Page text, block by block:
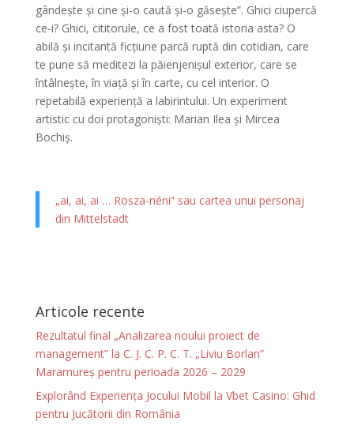
gândește și cine și-o caută și-o găsește”. Ghici ciupercă
ce-i? Ghici, cititorule, ce a fost toată istoria asta? O
abilă și incitantă ficțiune parcă ruptă din cotidian, care
te pune să meditezi la păienjenișul exterior, care se
întâlnește, în viață și în carte, cu cel interior. O
repetabilă experiență a labirintului. Un experiment
artistic cu doi protagoniști: Marian Ilea și Mircea
Bochiș.
„ai, ai, ai … Rosza-néni” sau cartea unui personaj
din Mittelstadt
Articole recente
Rezultatul final „Analizarea noului proiect de
management” la C. J. C. P. C. T. „Liviu Borlan”
Maramureș pentru perioada 2026 – 2029
Explorând Experiența Jocului Mobil la Vbet Casino: Ghid
pentru Jucătorii din România